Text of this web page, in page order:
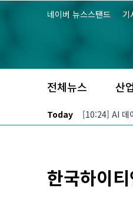
네이버 뉴스스탠드 기
전체뉴스 산
Today [10:24] AI 데
한국하이